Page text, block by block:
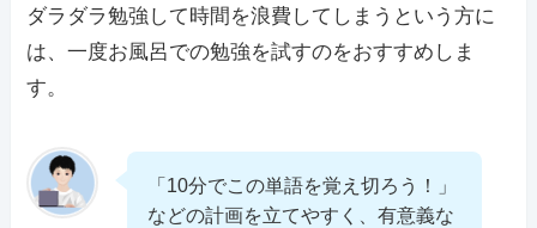
ダラダラ勉強して時間を浪費してしまうという方に
は、一度お風呂での勉強を試すのをおすすめしま
す。
「10分でこの単語を覚え切ろう！」
などの計画を立てやすく、有意義な